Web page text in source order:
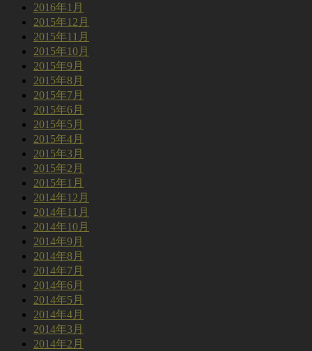
2016年1月
2015年12月
2015年11月
2015年10月
2015年9月
2015年8月
2015年7月
2015年6月
2015年5月
2015年4月
2015年3月
2015年2月
2015年1月
2014年12月
2014年11月
2014年10月
2014年9月
2014年8月
2014年7月
2014年6月
2014年5月
2014年4月
2014年3月
2014年2月